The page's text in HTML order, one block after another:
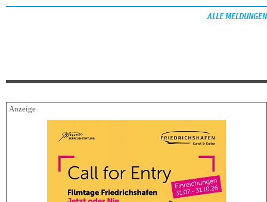
ALLE MELDUNGEN